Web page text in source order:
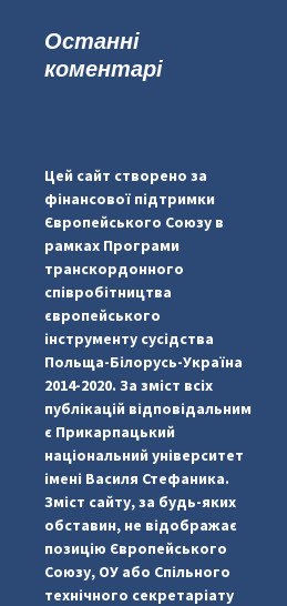
#PipIvanToday
Останні
коментарі
Цей сайт створено за
фінансової підтримки
Європейського Союзу в
рамках Програми
транскордонного
співробітництва
європейського
інструменту сусідства
Польща-Білорусь-Україна
2014-2020. За зміст всіх
публікацій відповідальним
є Прикарпацький
національний університет
імені Василя Стефаника.
Зміст сайту, за будь-яких
обставин, не відображає
позицію Європейського
Союзу, ОУ або Спільного
технічного секретаріату